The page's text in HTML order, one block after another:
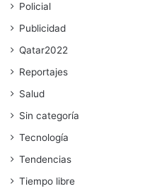
Policial
Publicidad
Qatar2022
Reportajes
Salud
Sin categoría
Tecnología
Tendencias
Tiempo libre